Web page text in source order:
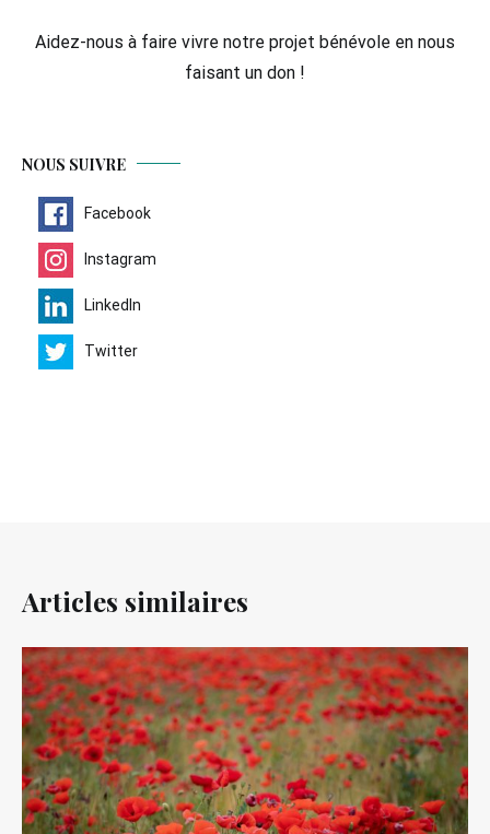
Aidez-nous à faire vivre notre projet bénévole en nous
faisant un don !
NOUS SUIVRE
Facebook
Instagram
LinkedIn
Twitter
Articles similaires